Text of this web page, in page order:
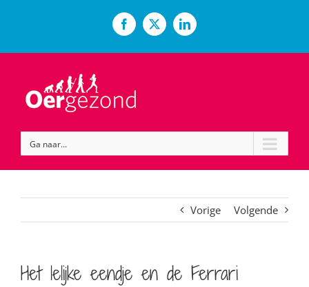
Facebook
X LinkedIn
Ga naar...
Vorige Volgende
Het lelijke eendje en de Ferrari